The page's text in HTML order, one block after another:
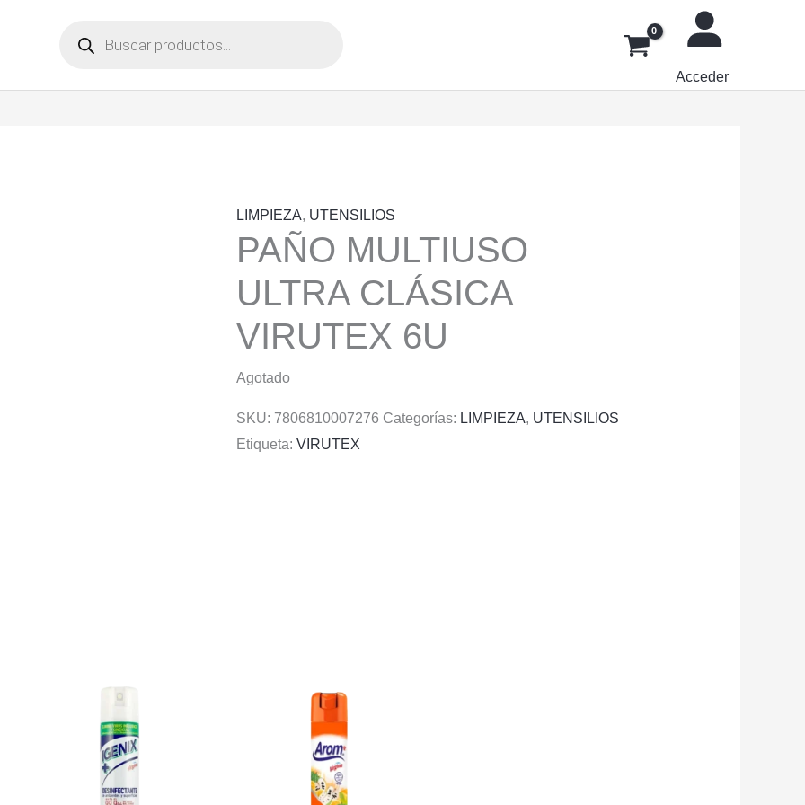
productos
Acceder
LIMPIEZA, UTENSILIOS
PAÑO MULTIUSO
ULTRA CLÁSICA
VIRUTEX 6U
Agotado
SKU: 7806810007276 Categorías: LIMPIEZA, UTENSILIOS
Etiqueta:VIRUTEX